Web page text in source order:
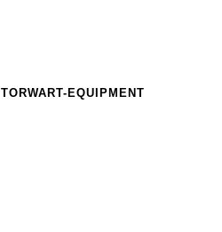
TORWART-EQUIPMENT